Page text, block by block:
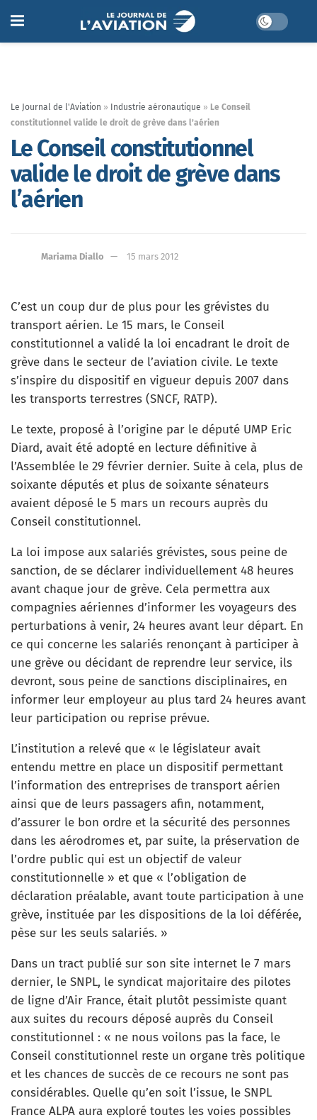
Le Journal de l'Aviation » Industrie aéronautique » Le Conseil
constitutionnel valide le droit de grève dans l’aérien
Le Conseil constitutionnel
valide le droit de grève dans
l’aérien
Mariama Diallo 15 mars 2012
C’est un coup dur de plus pour les grévistes du
transport aérien. Le 15 mars, le Conseil
constitutionnel a validé la loi encadrant le droit de
grève dans le secteur de l’aviation civile. Le texte
s’inspire du dispositif en vigueur depuis 2007 dans
les transports terrestres (SNCF, RATP).
Le texte, proposé à l’origine par le député UMP Eric
Diard, avait été adopté en lecture définitive à
l’Assemblée le 29 février dernier. Suite à cela, plus de
soixante députés et plus de soixante sénateurs
avaient déposé le 5 mars un recours auprès du
Conseil constitutionnel.
La loi impose aux salariés grévistes, sous peine de
sanction, de se déclarer individuellement 48 heures
avant chaque jour de grève. Cela permettra aux
compagnies aériennes d’informer les voyageurs des
perturbations à venir, 24 heures avant leur départ. En
ce qui concerne les salariés renonçant à participer à
une grève ou décidant de reprendre leur service, ils
devront, sous peine de sanctions disciplinaires, en
informer leur employeur au plus tard 24 heures avant
leur participation ou reprise prévue.
L’institution a relevé que « le législateur avait
entendu mettre en place un dispositif permettant
l’information des entreprises de transport aérien
ainsi que de leurs passagers afin, notamment,
d’assurer le bon ordre et la sécurité des personnes
dans les aérodromes et, par suite, la préservation de
l’ordre public qui est un objectif de valeur
constitutionnelle » et que « l’obligation de
déclaration préalable, avant toute participation à une
grève, instituée par les dispositions de la loi déférée,
pèse sur les seuls salariés. »
Dans un tract publié sur son site internet le 7 mars
dernier, le SNPL, le syndicat majoritaire des pilotes
de ligne d’Air France, était plutôt pessimiste quant
aux suites du recours déposé auprès du Conseil
constitutionnel : « ne nous voilons pas la face, le
Conseil constitutionnel reste un organe très politique
et les chances de succès de ce recours ne sont pas
considérables. Quelle qu’en soit l’issue, le SNPL
France ALPA aura exploré toutes les voies possibles